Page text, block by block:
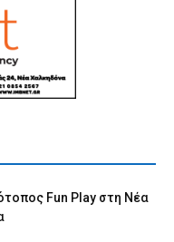
Fun Play στη Νέα